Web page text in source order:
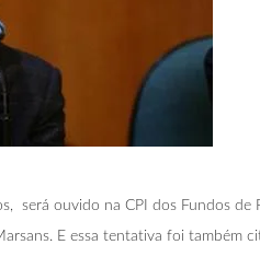
ouvido na CPI dos Fundos de
E essa tentativa foi também